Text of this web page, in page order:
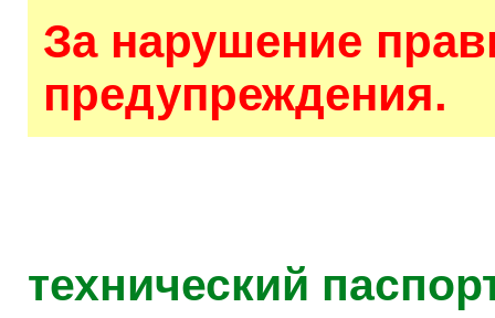
За нарушение
предупреждения.
технический